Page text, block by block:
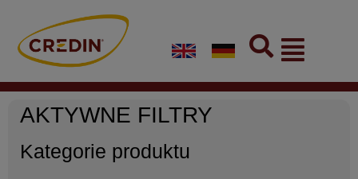
content
Flyout
Menu
AKTYWNE FILTRY
Kategorie produktu